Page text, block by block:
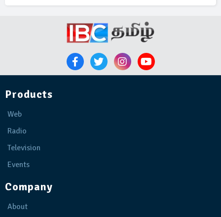
Products
Web
Radio
Television
Events
Company
About